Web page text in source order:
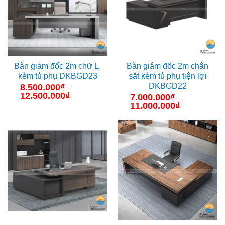
Bàn giám đốc 2m chữ L,
kèm tủ phụ DKBGD23
8.500.000₫ –
12.500.000₫Khoảng
12.500.000₫
Bàn giám đốc 2m chân
sắt kèm tủ phụ tiện lợi
DKBGD22
7.000.000₫ –
11.000.000₫Khoảng
từ
7.000.000₫
đến
11.000.000₫